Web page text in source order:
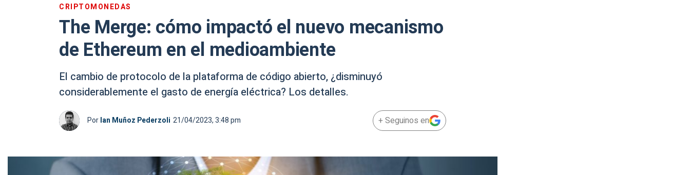
CRIPTOMONEDAS
The Merge: cómo impactó el nuevo mecanismo
de Ethereum en el medioambiente
El cambio de protocolo de la plataforma de código abierto, ¿disminuyó
considerablemente el gasto de energía eléctrica? Los detalles.
PorIan Muñoz Pederzoli 21/04/2023, 3:48 pm + Seguinos en